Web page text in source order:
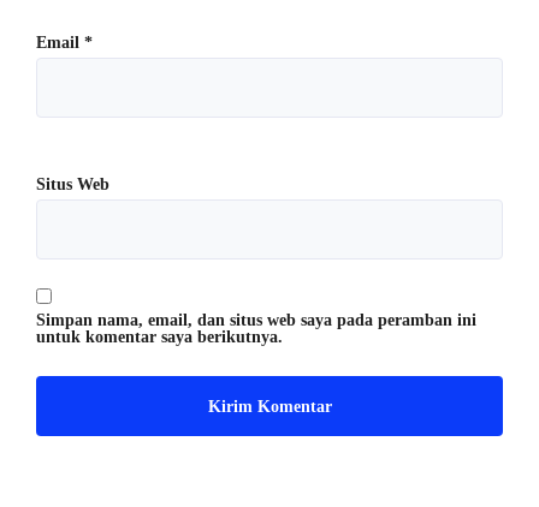
Email *
Situs Web
Simpan nama, email, dan situs web saya pada peramban ini
untuk komentar saya berikutnya.